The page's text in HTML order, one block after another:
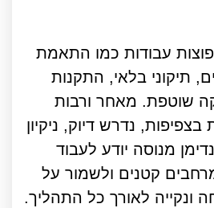
עבודות כמו התאמת
תיקוני בלאי, התקנות
שוטפת. מאחר ורבות
נדרש דיוק, ניקיון
מנוסה יודע לעבוד
קטנים ולשמור על
ונקייה לאורך כל התהליך.